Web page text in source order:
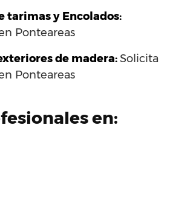
tarimas y Encolados:
Ponteareas
de madera:Solicita
Ponteareas
en: